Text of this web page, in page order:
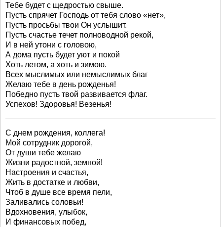
Тебе будет с щедростью свыше.
Пусть спрячет Господь от тебя слово «нет»,
Пусть просьбы твои Он услышит.
Пусть счастье течет полноводной рекой,
И в ней утони с головою,
А дома пусть будет уют и покой
Хоть летом, а хоть и зимою.
Всех мыслимых или немыслимых благ
Желаю тебе в день рожденья!
Победно пусть твой развивается флаг.
Успехов! Здоровья! Везенья!
С днем рождения, коллега!
Мой сотрудник дорогой,
От души тебе желаю
Жизни радостной, земной!
Настроения и счастья,
Жить в достатке и любви,
Чтоб в душе все время пели,
Заливались соловьи!
Вдохновения, улыбок,
И финансовых побед,